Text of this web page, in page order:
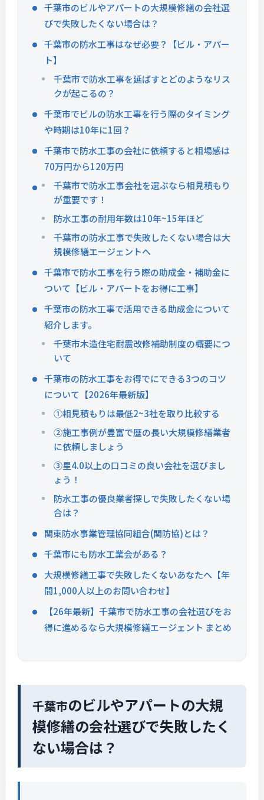
千葉市のビルやアパートの大規模修繕の会社選
びで失敗したくない場合は？
千葉市の防水工事はなぜ必要？【ビル・アパー
ト】
千葉市で防水工事を延ばすとどのようなリス
クが起こるの？
千葉市でビルの防水工事を行う際のタイミング
や時期は10年に1回？
千葉市で防水工事の会社に依頼すると相場感は
70万円から120万円
千葉市で防水工事会社を選ぶなら相見積もり
が重要です！
防水工事の耐用年数は10年~15年ほど
千葉市の防水工事で失敗したくない場合は大
規模修繕エージェントへ
千葉市で防水工事を行う際の助成金・補助金に
ついて【ビル・アパートをお得に工事】
千葉市の防水工事で活用できる助成金について
紹介します。
千葉市木造住宅耐震改修補助制度の概要につ
いて
千葉市の防水工事をお得でにできる3つのコツ
について【2026年最新版】
①相見積もりは最低2~3社を取り比較する
②施工事例が豊富で歴の長い大規模修繕業者
に依頼しましょう
③星4.0以上の口コミの良い会社を選びまし
ょう！
防水工事の優良業者探しで失敗したくない場
合は？
関東防水事業管理協同組合(関防協)とは？
千葉市にも防水工業会がある？
大規模修繕工事で失敗したくないあなたへ【年
間1,000人以上のお問い合わせ】
【26年最新】千葉市で防水工事の会社選びをお
得に進めるなら大規模修繕エージェント まとめ
千葉市のビルやアパートの大規
模修繕の会社選びで失敗したく
ない場合は？